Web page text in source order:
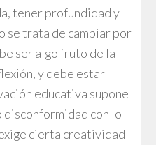
tener profundidad y
se trata de cambiar por
ser algo fruto de la
y debe estar
educativa supone
con lo
cierta creatividad